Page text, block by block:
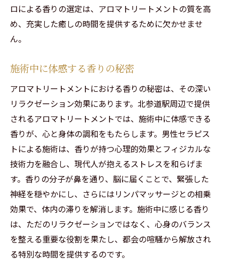
ロによる香りの選定は、アロマトリートメントの質を高
め、充実した癒しの時間を提供するために欠かせませ
ん。
施術中に体感する香りの秘密
アロマトリートメントにおける香りの秘密は、その深い
リラクゼーション効果にあります。北参道駅周辺で提供
されるアロマトリートメントでは、施術中に体感できる
香りが、心と身体の調和をもたらします。男性セラピス
トによる施術は、香りが持つ心理的効果とフィジカルな
技術力を融合し、現代人が抱えるストレスを和らげま
す。香りの分子が鼻を通り、脳に届くことで、緊張した
神経を穏やかにし、さらにはリンパマッサージとの相乗
効果で、体内の滞りを解消します。施術中に感じる香り
は、ただのリラクゼーションではなく、心身のバランス
を整える重要な役割を果たし、都会の喧騒から解放され
る特別な時間を提供するのです。